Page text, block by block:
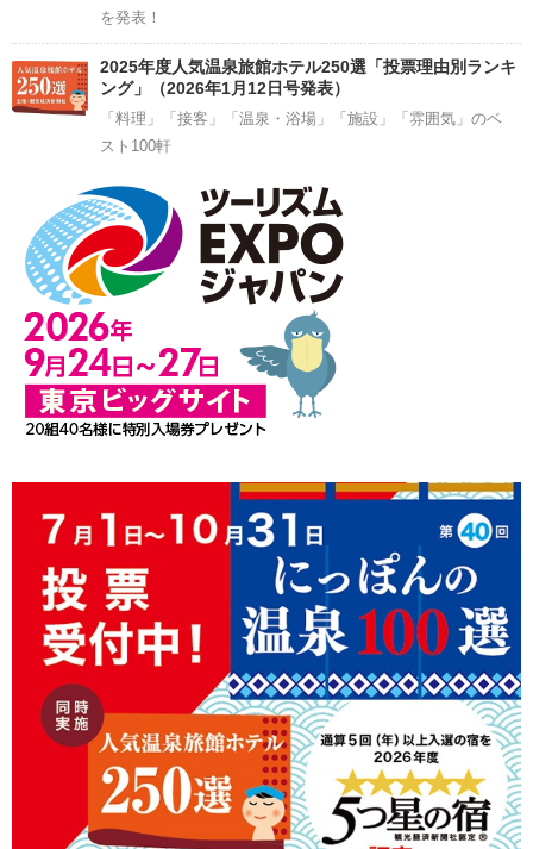
を発表！
2025年度人気温泉旅館ホテル250選「投票理由別ランキ
ング」（2026年1月12日号発表）
「料理」「接客」「温泉・浴場」「施設」「雰囲気」のベ
スト100軒